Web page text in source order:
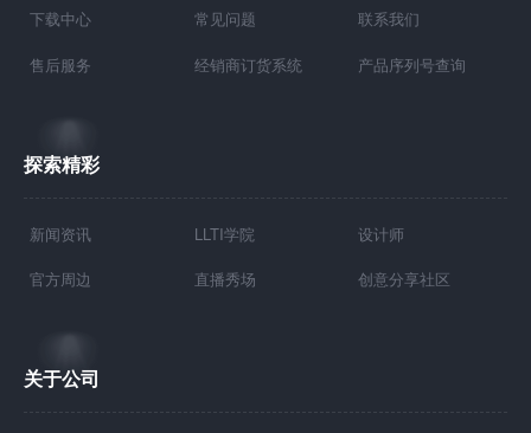
下载中心 常见问题 联系我们
售后服务 经销商订货系统 产品序列号查询
探索精彩
新闻资讯 LLTI学院 设计师
官方周边 直播秀场 创意分享社区
关于公司